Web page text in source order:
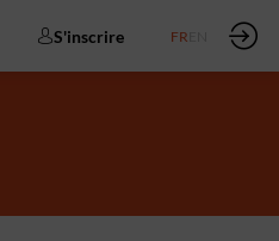
S'inscrire FR